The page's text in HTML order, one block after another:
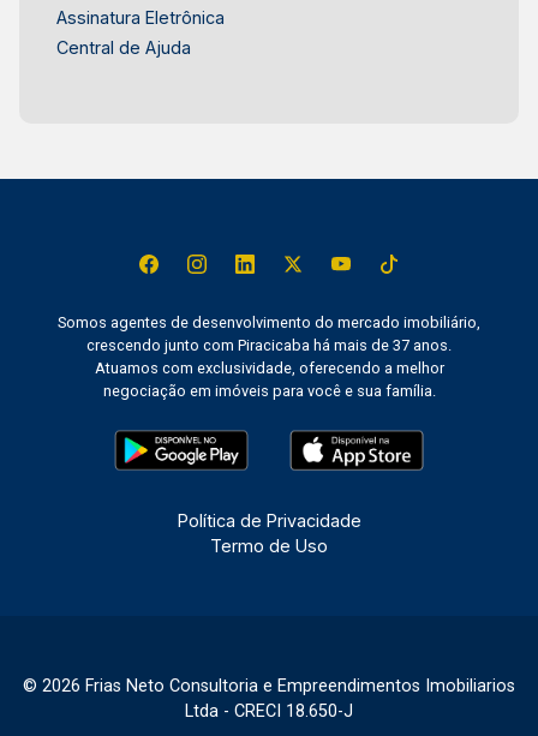
Assinatura Eletrônica
Central de Ajuda
Somos agentes de desenvolvimento do mercado imobiliário,
crescendo junto com Piracicaba há mais de 37 anos.
Atuamos com exclusividade, oferecendo a melhor
negociação em imóveis para você e sua família.
Política de Privacidade
Termo de Uso
© 2026 Frias Neto Consultoria e Empreendimentos Imobiliarios
Ltda - CRECI 18.650-J